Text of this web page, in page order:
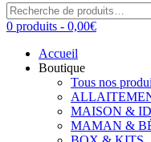
Recherche
pour :
0 produits - 0,00€
Accueil
Boutique
Tous nos
MAISON &
MAMAN &